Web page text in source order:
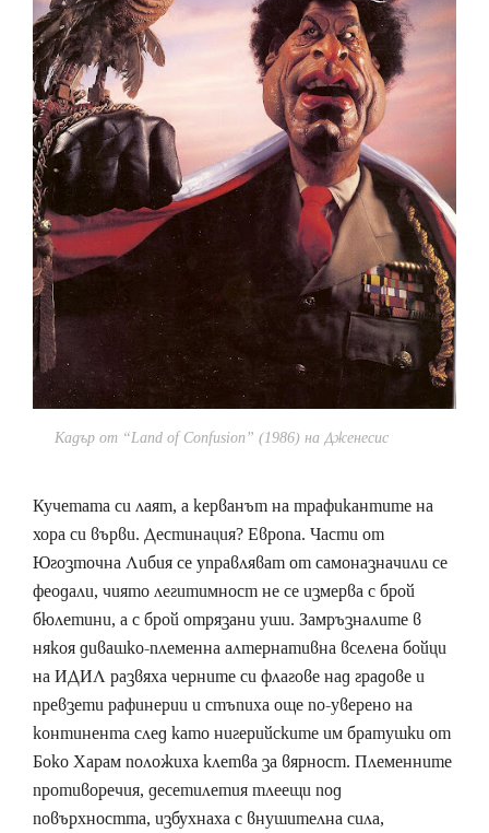
Кадър от “Land of Confusion” (1986) на Дженесис
Кучетата си лаят, а керванът на трафикантите на
хора си върви. Дестинация? Европа. Части от
Югозточна Либия се управляват от самоназначили се
феодали, чиято легитимност не се измерва с брой
бюлетини, а с брой отрязани уши. Замръзналите в
някоя дивашко-племенна алтернативна вселена бойци
на ИДИЛ развяха черните си флагове над градове и
превзети рафинерии и стъпиха още по-уверено на
континента след като нигерийските им братушки от
Боко Харам положиха клетва за вярност. Племенните
противоречия, десетилетия тлеещи под
повърхността, избухнаха с внушителна сила,